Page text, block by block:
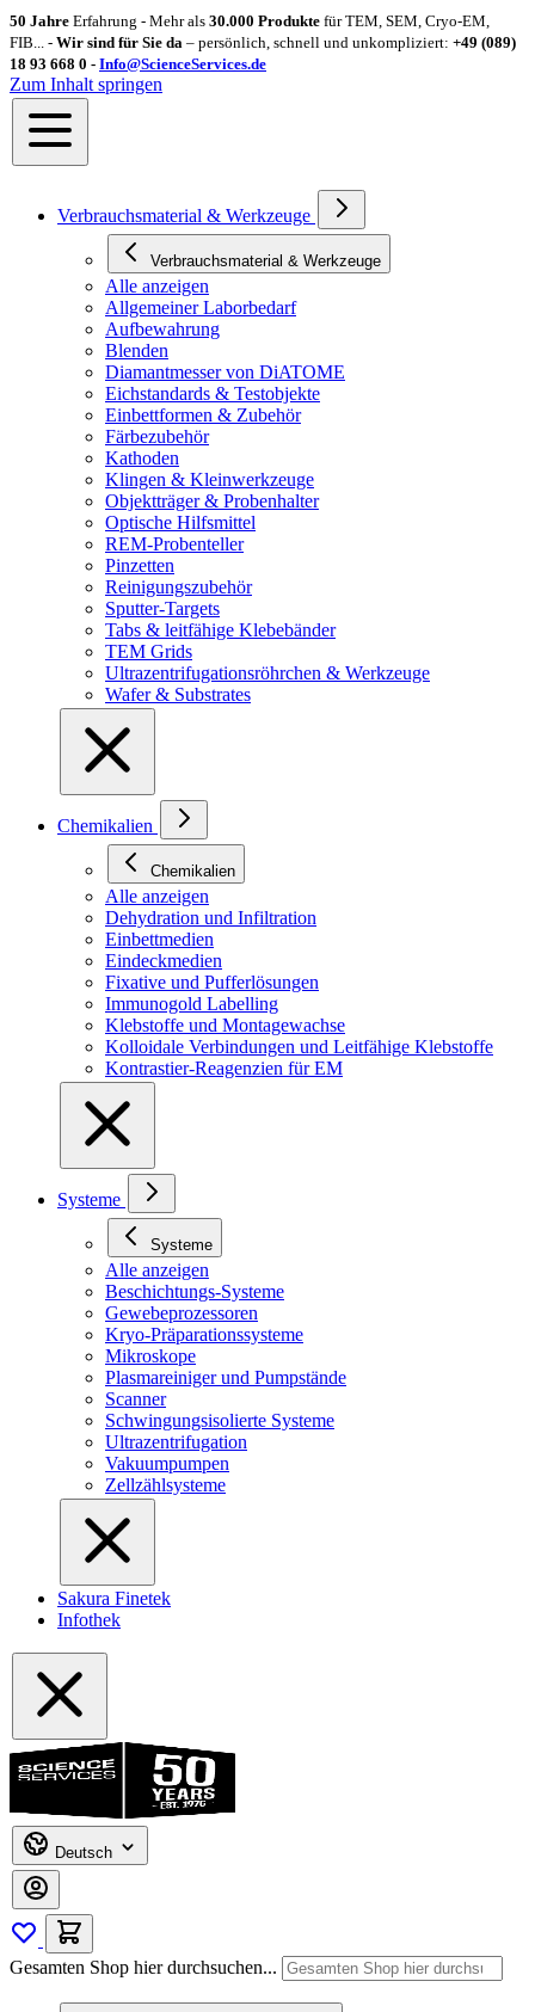
50 Jahre Erfahrung - Mehr als 30.000 Produkte für TEM, SEM, Cryo-EM,
FIB... - Wir sind für Sie da – persönlich, schnell und unkompliziert: +49 (089)
18 93 668 0 - Info@ScienceServices.de
Zum Inhalt springen
Verbrauchsmaterial & Werkzeuge
Verbrauchsmaterial & Werkzeuge
Alle anzeigen
Allgemeiner Laborbedarf
Aufbewahrung
Blenden
Diamantmesser von DiATOME
Eichstandards & Testobjekte
Einbettformen & Zubehör
Färbezubehör
Kathoden
Klingen & Kleinwerkzeuge
Objektträger & Probenhalter
Optische Hilfsmittel
REM-Probenteller
Pinzetten
Reinigungszubehör
Sputter-Targets
Tabs & leitfähige Klebebänder
TEM Grids
Ultrazentrifugationsröhrchen & Werkzeuge
Wafer & Substrates
Chemikalien
Chemikalien
Alle anzeigen
Dehydration und Infiltration
Einbettmedien
Eindeckmedien
Fixative und Pufferlösungen
Immunogold Labelling
Klebstoffe und Montagewachse
Kolloidale Verbindungen und Leitfähige Klebstoffe
Kontrastier-Reagenzien für EM
Systeme
Systeme
Alle anzeigen
Beschichtungs-Systeme
Gewebeprozessoren
Kryo-Präparationssysteme
Mikroskope
Plasmareiniger und Pumpstände
Scanner
Schwingungsisolierte Systeme
Ultrazentrifugation
Vakuumpumpen
Zellzählsysteme
Sakura Finetek
Infothek
Deutsch
Gesamten Shop hier durchsuchen...